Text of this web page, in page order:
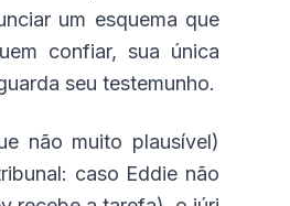
um esquema que
confiar, sua única
seu testemunho.
não muito plausível)
caso Eddie não